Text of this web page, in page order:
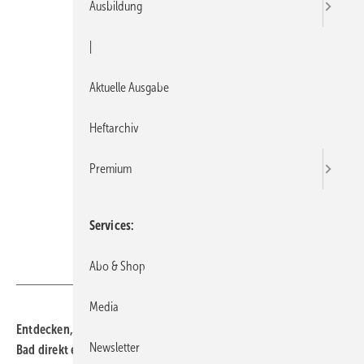
Entdecken, austauschen, netzwerken: die Besu­cher:in­nen der
Bad direkt erwar­ten zahlreiche Stände mit Neu­heiten und Raum
Ausbildung
Aktuelle Ausgabe
Heftarchiv
Premium
Services
Abo & Shop
Media
Newsletter